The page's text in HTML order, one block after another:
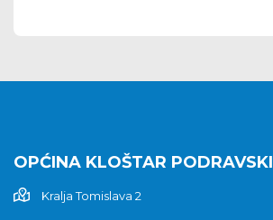
OPĆINA KLOŠTAR PODRAVSKI
Kralja Tomislava 2